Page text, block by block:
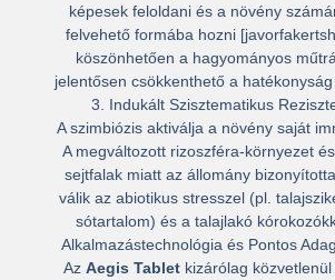
képesek feloldani és a növény
felvehető formába hozni
köszönhetően a hagyományos
jelentősen csökkenthető a
3. Indukált Szisztematikus
A szimbiózis aktiválja a növény saját
A megváltozott rizoszféra-környezet
sejtfalak miatt az állomány
válik az abiotikus stresszel (pl.
sótartalom) és a talajlakó
Alkalmazástechnológia és Pontos
Az Aegis Tablet kizárólag